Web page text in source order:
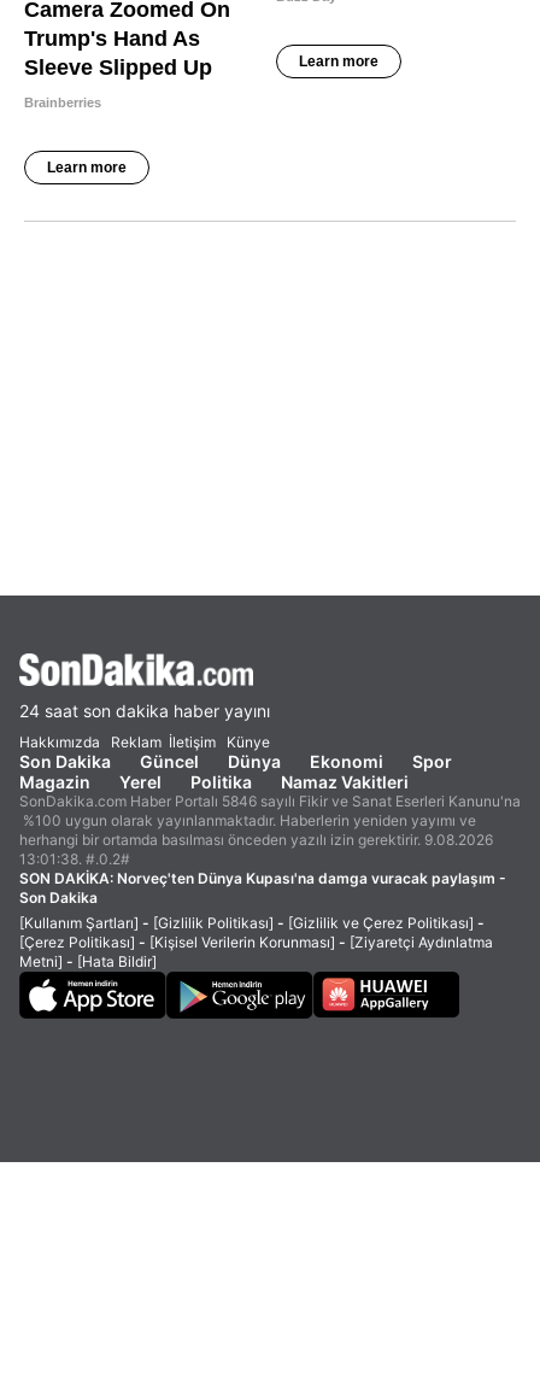
24 saat son dakika haber yayını
Hakkımızda Reklam İletişim Künye
Son Dakika Güncel Dünya Ekonomi
Spor
Magazin
Yerel Politika Namaz Vakitleri
SonDakika.com Haber Portalı 5846 sayılı Fikir ve Sanat Eserleri Kanunu'na
%100 uygun olarak yayınlanmaktadır. Haberlerin yeniden yayımı ve
herhangi bir ortamda basılması önceden yazılı izin gerektirir. 9.08.2026
13:01:38. #.0.2#
SON DAKİKA: Norveç'ten Dünya Kupası'na damga vuracak paylaşım -
Son Dakika
[Kullanım Şartları] - [Gizlilik Politikası] - [Gizlilik ve Çerez Politikası] -
[Çerez Politikası] - [Kişisel Verilerin Korunması] - [Ziyaretçi Aydınlatma
Metni] - [Hata Bildir]